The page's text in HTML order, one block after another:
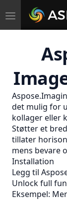
Toggle
navigation
det mulig for
kollager eller
Støtter et
tillater
mens bevare
Installation
Legg til
Unlock full
Eksempel: